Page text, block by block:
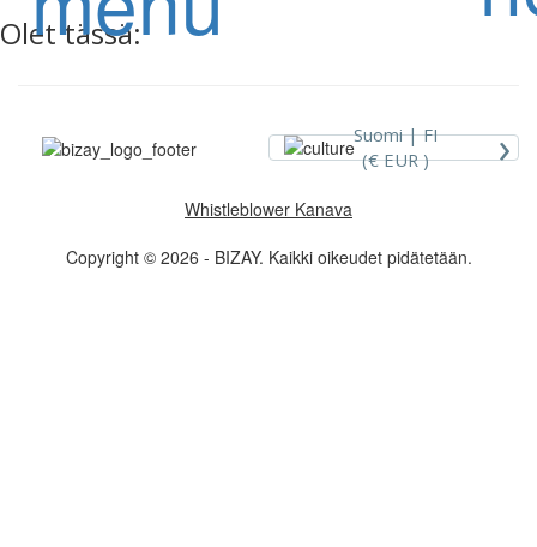
Olet tässä:
Suomi |FI
(€ EUR )
›
Whistleblower Kanava
Copyright © 2026 - BIZAY. Kaikki oikeudet pidätetään.